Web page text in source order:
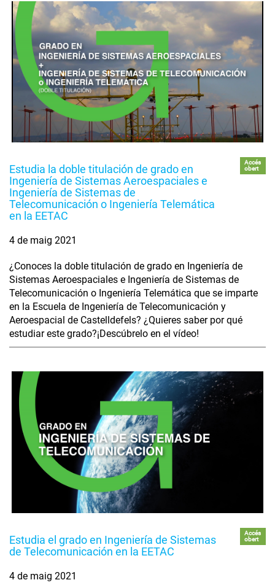
Estudia la doble titulación de grado en
Ingeniería de Sistemas Aeroespaciales e
Ingeniería de Sistemas de
Telecomunicación o Ingeniería Telemática
en la EETAC
Accés
obert
4 de maig 2021
¿Conoces la doble titulación de grado en Ingeniería de
Sistemas Aeroespaciales e Ingeniería de Sistemas de
Telecomunicación o Ingeniería Telemática que se imparte
en la Escuela de Ingeniería de Telecomunicación y
Aeroespacial de Castelldefels? ¿Quieres saber por qué
estudiar este grado?¡Descúbrelo en el vídeo!
Estudia el grado en Ingeniería de Sistemas
de Telecomunicación en la EETAC
Accés
obert
4 de maig 2021